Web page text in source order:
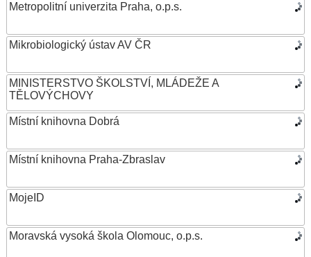
Metropolitní univerzita Praha, o.p.s.
Mikrobiologický ústav AV ČR
MINISTERSTVO ŠKOLSTVÍ, MLÁDEŽE A
TĚLOVÝCHOVY
Místní knihovna Dobrá
Místní knihovna Praha-Zbraslav
MojeID
Moravská vysoká škola Olomouc, o.p.s.